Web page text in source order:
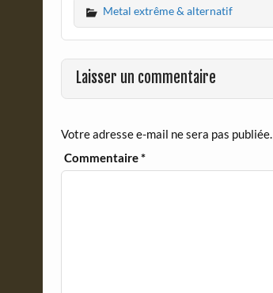
e
b
o
o
k
n
t
F
r
i
l
y
Metal extrême & alternatif
Laisser un commentaire
Votre adresse e-mail ne sera pas publiée.
Commentaire*